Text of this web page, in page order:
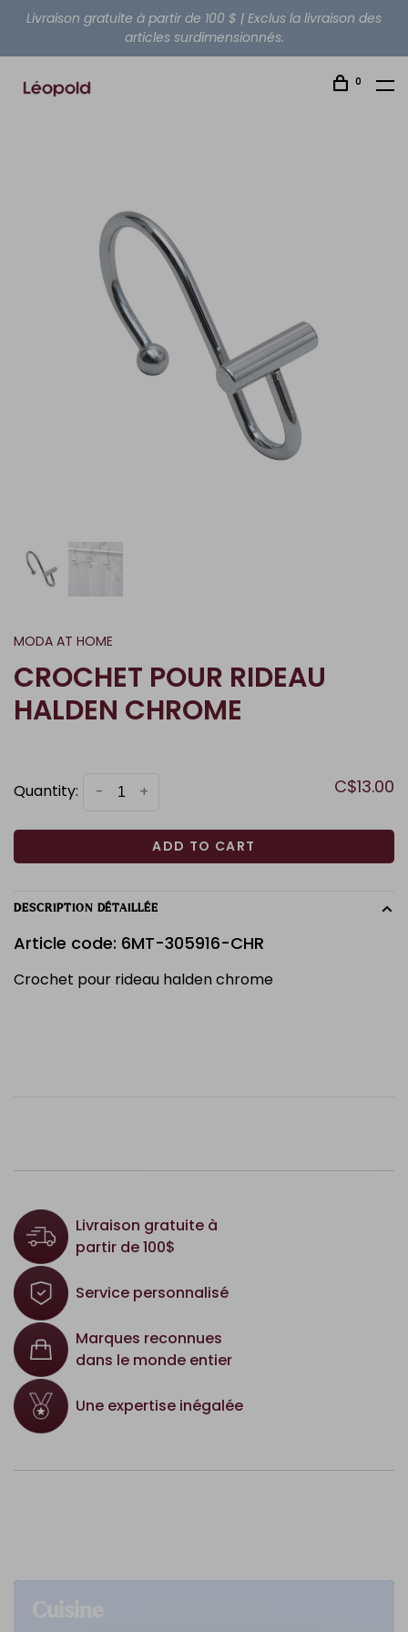
Livraison gratuite à partir de 100 $ | Exclus la livraison des
articles surdimensionnés.
0
MODA AT HOME
CROCHET POUR RIDEAU
HALDEN CHROME
Quantity: +
- C$13.00
ADD TO CART
DESCRIPTION DÉTAILLÉE
Article code: 6MT-305916-CHR
Crochet pour rideau halden chrome
Livraison gratuite à
partir de 100$
Service personnalisé
Marques reconnues
dans le monde entier
Une expertise inégalée